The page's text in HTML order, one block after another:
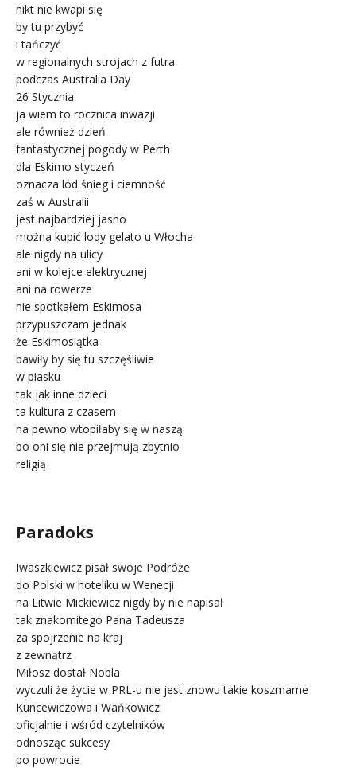
nikt nie kwapi się
by tu przybyć
i tańczyć
w regionalnych strojach z futra
podczas Australia Day
26 Stycznia
ja wiem to rocznica inwazji
ale również dzień
fantastycznej pogody w Perth
dla Eskimo styczeń
oznacza lód śnieg i ciemność
zaś w Australii
jest najbardziej jasno
można kupić lody gelato u Włocha
ale nigdy na ulicy
ani w kolejce elektrycznej
ani na rowerze
nie spotkałem Eskimosa
przypuszczam jednak
że Eskimosiątka
bawiły by się tu szczęśliwie
w piasku
tak jak inne dzieci
ta kultura z czasem
na pewno wtopiłaby się w naszą
bo oni się nie przejmują zbytnio
religią
Paradoks
Iwaszkiewicz pisał swoje Podróże
do Polski w hoteliku w Wenecji
na Litwie Mickiewicz nigdy by nie napisał
tak znakomitego Pana Tadeusza
za spojrzenie na kraj
z zewnątrz
Miłosz dostał Nobla
wyczuli że życie w PRL-u nie jest znowu takie koszmarne
Kuncewiczowa i Wańkowicz
oficjalnie i wśród czytelników
odnosząc sukcesy
po powrocie